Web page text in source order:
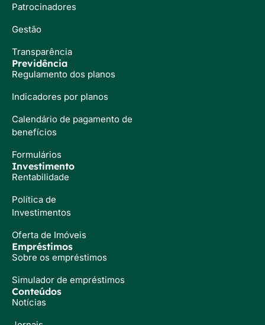
Patrocinadores
Gestão
Transparência
Previdência
Regulamento dos planos
Indicadores por planos
Calendário de pagamento de
benefícios
Formulários
Investimento
Rentabilidade
Política de
Investimentos
Oferta de Imóveis
Empréstimos
Sobre os empréstimos
Simulador de empréstimos
Conteúdos
Notícias